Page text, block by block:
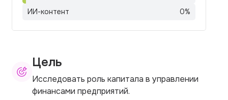
ИИ-контент
0%
Цель
Исследовать роль капитала в управлении
финансами предприятий.